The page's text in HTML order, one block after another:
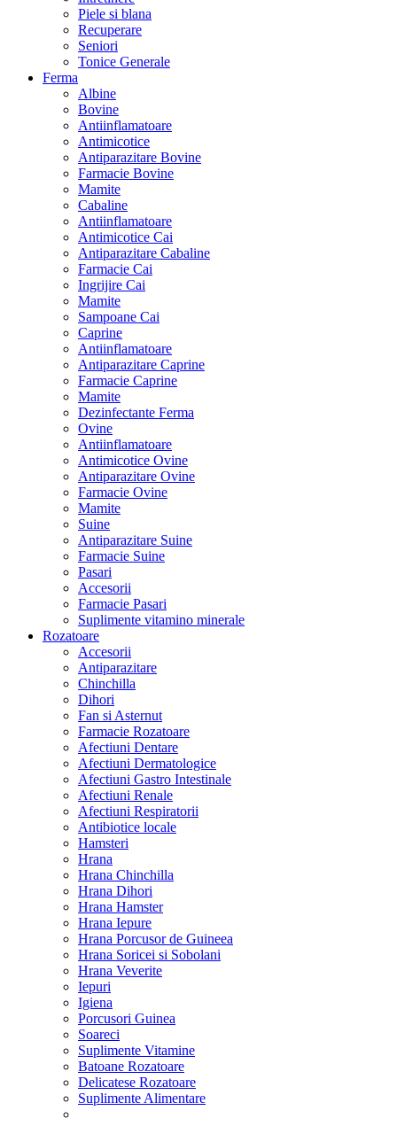
Piele si blana
Recuperare
Seniori
Tonice Generale
Ferma
Albine
Bovine
Antiinflamatoare
Antimicotice
Antiparazitare Bovine
Farmacie Bovine
Mamite
Cabaline
Antiinflamatoare
Antimicotice Cai
Antiparazitare Cabaline
Farmacie Cai
Ingrijire Cai
Mamite
Sampoane Cai
Caprine
Antiinflamatoare
Antiparazitare Caprine
Farmacie Caprine
Mamite
Dezinfectante Ferma
Ovine
Antiinflamatoare
Antimicotice Ovine
Antiparazitare Ovine
Farmacie Ovine
Mamite
Suine
Antiparazitare Suine
Farmacie Suine
Pasari
Accesorii
Farmacie Pasari
Suplimente vitamino minerale
Rozatoare
Accesorii
Antiparazitare
Chinchilla
Dihori
Fan si Asternut
Farmacie Rozatoare
Afectiuni Dentare
Afectiuni Dermatologice
Afectiuni Gastro Intestinale
Afectiuni Renale
Afectiuni Respiratorii
Antibiotice locale
Hamsteri
Hrana
Hrana Chinchilla
Hrana Dihori
Hrana Hamster
Hrana Iepure
Hrana Porcusor de Guineea
Hrana Soricei si Sobolani
Hrana Veverite
Iepuri
Igiena
Porcusori Guinea
Soareci
Suplimente Vitamine
Batoane Rozatoare
Delicatese Rozatoare
Suplimente Alimentare